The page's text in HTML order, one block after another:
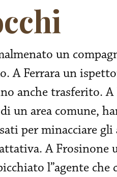
un
A Ferrara un
anche trasferito.
un area comune,
per minacciare
A Frosinone
l”agente che